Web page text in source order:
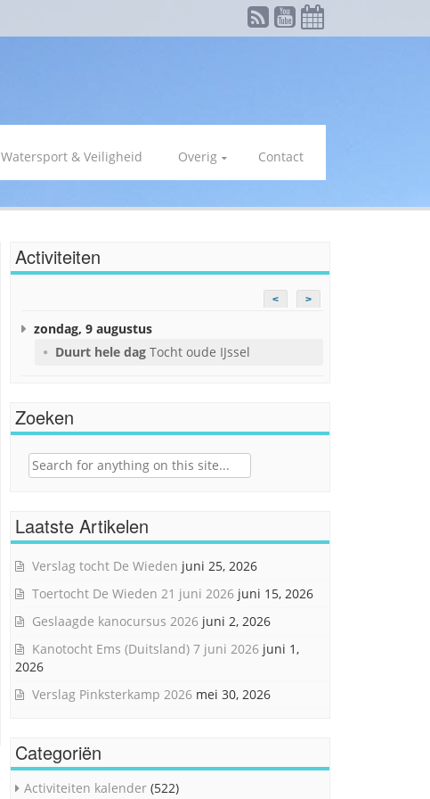
Watersport & Veiligheid Overig Contact
Activiteiten
< >
zondag, 9 augustus
Duurt hele dag Tocht oude IJssel
Zoeken
Search
Laatste Artikelen
Verslag tocht De Wieden juni 25, 2026
Toertocht De Wieden 21 juni 2026 juni 15, 2026
Geslaagde kanocursus 2026 juni 2, 2026
Kanotocht Ems (Duitsland) 7 juni 2026 juni 1,
2026
Verslag Pinksterkamp 2026 mei 30, 2026
Categoriën
Activiteiten kalender (522)